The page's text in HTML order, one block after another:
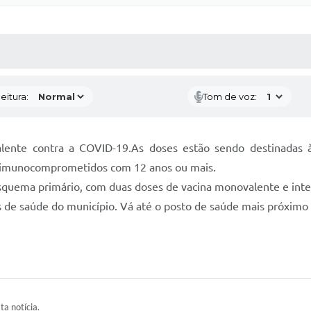
Tom de voz:
contra a COVID-19.As doses estão sendo
com 12 anos ou mais.
primário, com duas doses de vacina monovalente e
saúde do município. Vá até o posto de saúde mais próximo
notícia.